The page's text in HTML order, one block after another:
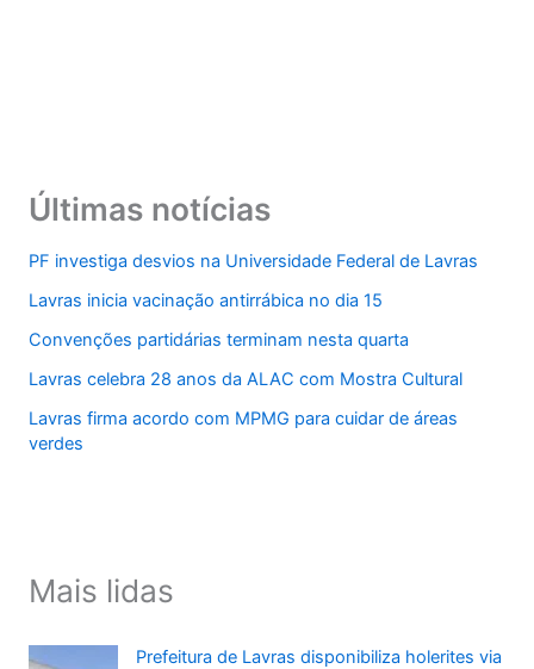
Últimas notícias
PF investiga desvios na Universidade Federal de Lavras
Lavras inicia vacinação antirrábica no dia 15
Convenções partidárias terminam nesta quarta
Lavras celebra 28 anos da ALAC com Mostra Cultural
Lavras firma acordo com MPMG para cuidar de áreas
verdes
Mais lidas
Prefeitura de Lavras disponibiliza holerites via